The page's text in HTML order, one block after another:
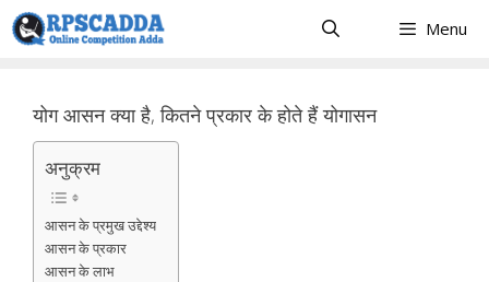
Skip
to
Menu
योग आसन क्या है, कितने प्रकार के होते हैं योगासन
अनुक्रम
आसन के प्रमुख उद्देश्य
आसन के प्रकार
आसन के लाभ